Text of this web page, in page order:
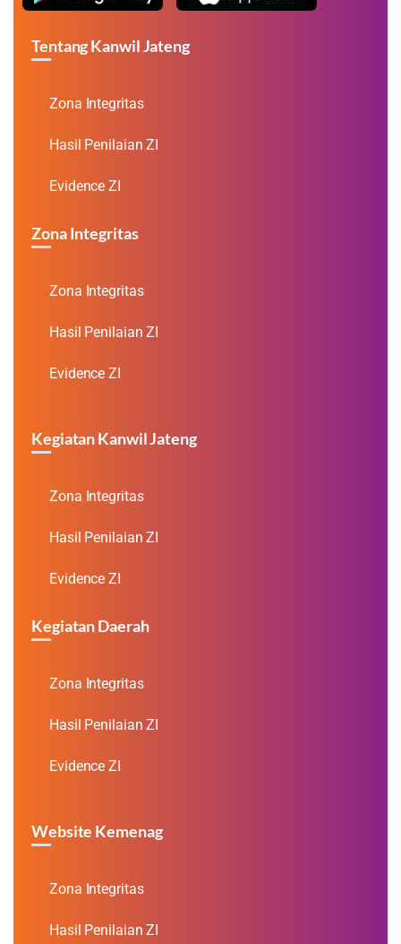
Tentang Kanwil Jateng
Zona Integritas
Hasil Penilaian ZI
Evidence ZI
Zona Integritas
Zona Integritas
Hasil Penilaian ZI
Evidence ZI
Kegiatan Kanwil Jateng
Zona Integritas
Hasil Penilaian ZI
Evidence ZI
Kegiatan Daerah
Zona Integritas
Hasil Penilaian ZI
Evidence ZI
Website Kemenag
Zona Integritas
Hasil Penilaian ZI